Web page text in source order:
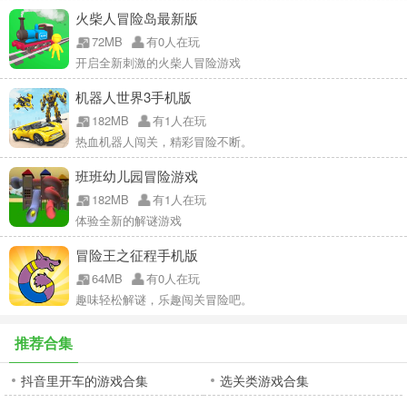
火柴人冒险岛最新版
72MB
有0人在玩
开启全新刺激的火柴人冒险游戏
机器人世界3手机版
182MB
有1人在玩
热血机器人闯关，精彩冒险不断。
班班幼儿园冒险游戏
182MB
有1人在玩
体验全新的解谜游戏
冒险王之征程手机版
64MB
有0人在玩
趣味轻松解谜，乐趣闯关冒险吧。
推荐合集
抖音里开车的游戏合集
选关类游戏合集